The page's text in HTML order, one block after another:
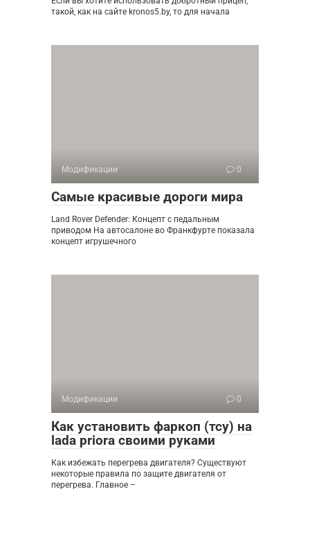
такой, как на сайте kronos5.by, то для начала
Модификации 0
Самые красивые дороги мира
Land Rover Defender: Концепт с педальным
приводом На автосалоне во Франкфурте показала
концепт игрушечного
Модификации 0
Как установить фаркоп (тсу) на
lada priora своими руками
Как избежать перегрева двигателя? Существуют
некоторые правила по защите двигателя от
перегрева. Главное –